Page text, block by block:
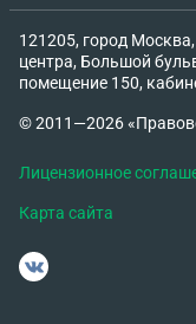
121205, город
центра, Большой
помещение 150,
© 2011—2026
Лицензионное
Карта сайта